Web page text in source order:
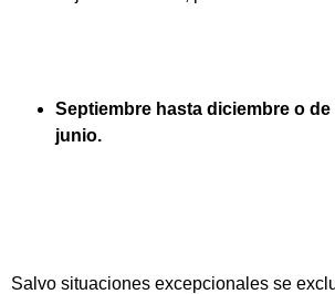
Septiembre hasta diciembre o
junio.
Salvo situaciones excepcionales se